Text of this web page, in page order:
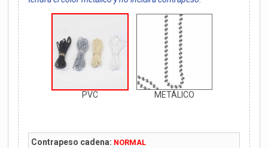
PVC METÁLICO
Contrapeso cadena: NORMAL